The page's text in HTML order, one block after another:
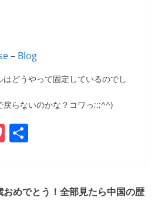
– Blog
どうやって固定しているのでし
戻らないのかな？コワっ;;;^^)
P
etめでとう！全部見たら中国の歴